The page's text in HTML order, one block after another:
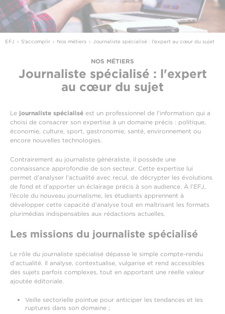
EFJ S'accomplir Nos métiers Journaliste spécialisé : l'expert au cœur du sujet
NOS MÉTIERS
Journaliste spécialisé : l'expert
au cœur du sujet
Le journaliste spécialisé est un professionnel de l'information qui a
choisi de consacrer son expertise à un domaine précis : politique,
économie, culture, sport, gastronomie, santé, environnement ou
encore nouvelles technologies.
Contrairement au journaliste généraliste, il possède une
connaissance approfondie de son secteur. Cette expertise lui
permet d’analyser l’actualité avec recul, de décrypter les évolutions
de fond et d’apporter un éclairage précis à son audience. À l’EFJ,
l’école du nouveau journalisme, les étudiants apprennent à
développer cette capacité d’analyse tout en maîtrisant les formats
plurimédias indispensables aux rédactions actuelles.
Les missions du journaliste spécialisé
Le rôle du journaliste spécialisé dépasse le simple compte-rendu
d’actualité. Il analyse, contextualise, vulgarise et rend accessibles
des sujets parfois complexes, tout en apportant une réelle valeur
ajoutée éditoriale.
Veille sectorielle pointue pour anticiper les tendances et les
ruptures dans son domaine ;